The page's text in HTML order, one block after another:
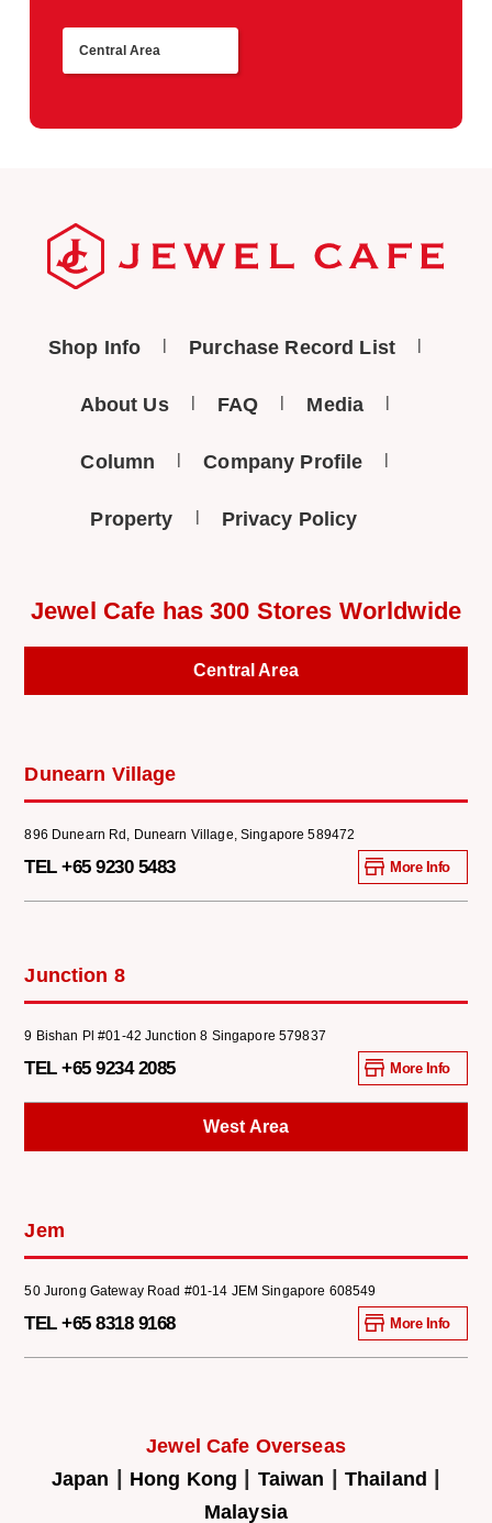
Central Area
Shop Info Purchase Record List
About Us FAQ Media
Column Company Profile
Property Privacy Policy
Jewel Cafe has 300 Stores Worldwide
Central Area
Dunearn Village
896 Dunearn Rd, Dunearn Village, Singapore 589472
TEL +65 9230 5483 More Info
Junction 8
9 Bishan Pl #01-42 Junction 8 Singapore 579837
TEL +65 9234 2085 More Info
West Area
Jem
50 Jurong Gateway Road #01-14 JEM Singapore 608549
TEL +65 8318 9168 More Info
Jewel Cafe Overseas
Japan | Hong Kong | Taiwan | Thailand |
Malaysia